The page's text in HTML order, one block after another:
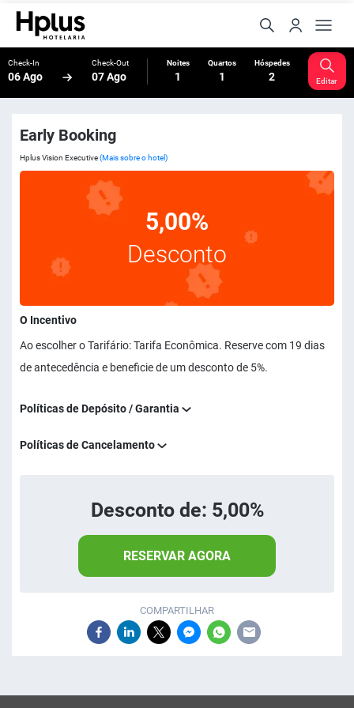
Check-In
06 Ago
Check-Out
07 Ago
Noites
1
Quartos
1
Hóspedes
2 Editar
Early Booking
Hplus Vision Executive(Mais sobre o hotel)
5,00%
Desconto
O Incentivo
Ao escolher o Tarifário: Tarifa Econômica. Reserve com 19 dias
de antecedência e beneficie de um desconto de 5%.
Políticas de Depósito / Garantia
Políticas de Cancelamento
Desconto de: 5,00%
RESERVAR AGORA
COMPARTILHAR